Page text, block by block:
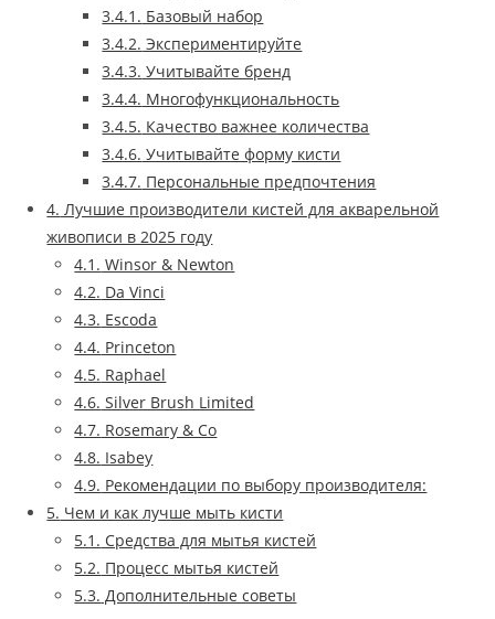
3.4.1. Базовый набор
3.4.2. Экспериментируйте
3.4.3. Учитывайте бренд
3.4.4. Многофункциональность
3.4.5. Качество важнее количества
3.4.6. Учитывайте форму кисти
3.4.7. Персональные предпочтения
4. Лучшие производители кистей для акварельной
живописи в 2025 году
4.1. Winsor & Newton
4.2. Da Vinci
4.3. Escoda
4.4. Princeton
4.5. Raphael
4.6. Silver Brush Limited
4.7. Rosemary & Co
4.8. Isabey
4.9. Рекомендации по выбору производителя:
5. Чем и как лучше мыть кисти
5.1. Средства для мытья кистей
5.2. Процесс мытья кистей
5.3. Дополнительные советы